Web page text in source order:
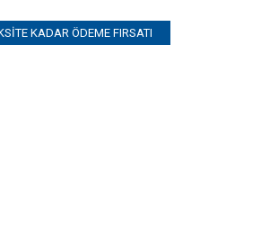
KADAR ÖDEME FIRSATI